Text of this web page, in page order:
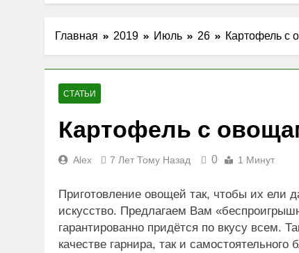
1 День Тому Назад
1 Неделя Тому Назад
Услуги бухгалтера
Обеспечение
Главная 2019 Июль 26 Картофель с
СТАТЬИ
Картофель с
Alex 7 Лет Тому Назад 0 1 Минут
Приготовление овощей так, чтобы их ели
искусство. Предлагаем Вам
гарантированно придётся по вкусу всем.
качестве гарнира, так и самостоятельного